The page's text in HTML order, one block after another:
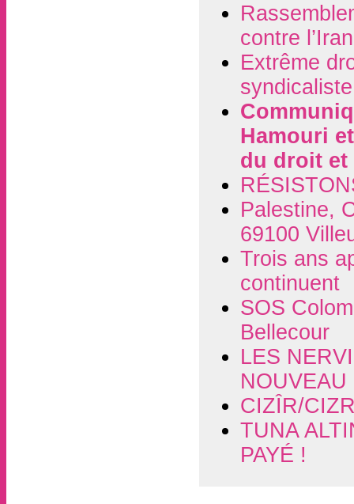
contre
Extrême
Hamouri
du droit
Palestine,
69100
Trois ans
continuent
SOS
Bellecour
LES
NOUVEAU
CIZÎR/
TUNA
PAYÉ !